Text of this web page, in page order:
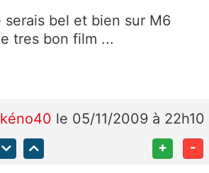
serais bel et bien sur M6
tres bon film ...
kéno40 le 05/11/2009 à 22h10
+ -